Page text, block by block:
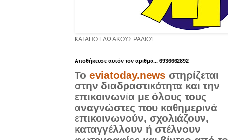
ΚΑΙ ΑΠΟ ΕΔΩ ΑΚΟΥΣ ΡΑΔΙΟ1
Aποθήκευσε αυτόν τον αριθμό... 6936662892
Το eviatoday.news στηρίζεται
στην διαδραστικότητα και την
επικοινωνία με όλους τους
αναγνώστες που καθημερινά
επικοινωνούν, σχολιάζουν,
καταγγέλλουν ή στέλνουν